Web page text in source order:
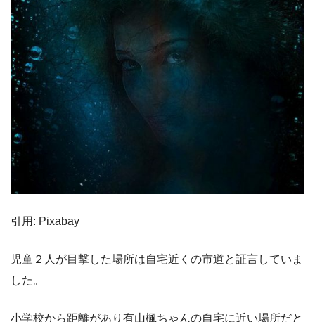
引用: Pixabay
児童２人が目撃した場所は自宅近くの市道と証言していま
した。
小学校から距離があり有山楓ちゃんの自宅に近い場所だと